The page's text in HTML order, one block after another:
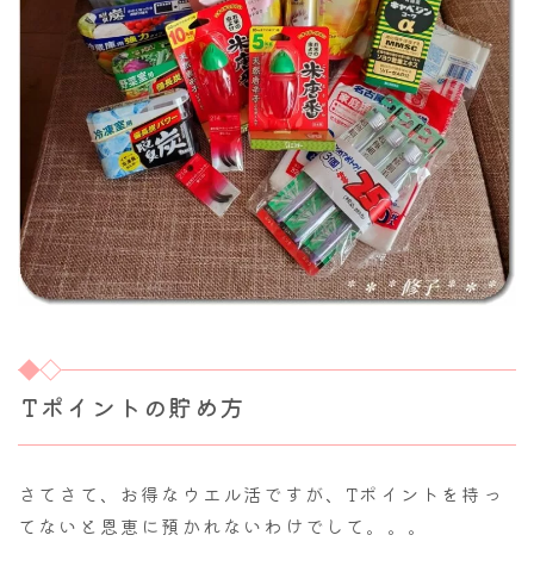
Tポイントの貯め方
さてさて、お得なウエル活ですが、Tポイントを持っ
てないと恩恵に預かれないわけでして。。。